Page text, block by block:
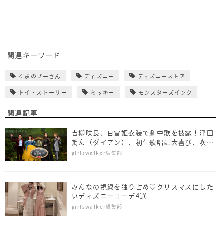
関連キーワード
くまのプーさん ディズニー ディズニーストア
トイ・ストーリー ミッキー モンスターズインク
関連記事
吉柳咲良、白雪姫衣装で劇中歌を披露！津田
篤宏（ダイアン）、初生歌唱に大喜び、吹替
キャスト3人を新たに発表
girlswalker編集部
みんなの視線を独り占め♡クリスマスにした
いディズニーコーデ4選
girlswalker編集部